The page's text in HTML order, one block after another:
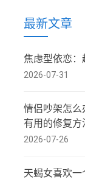
最新文章
焦虑型依恋
2026-07-31
情侣吵架怎么
有用的修复方
2026-07-26
天蝎女喜欢